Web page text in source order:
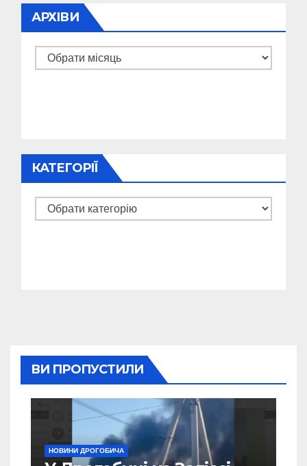
АРХІВИ
Архіви
КАТЕГОРІЇ
Категорії
ВИ ПРОПУСТИЛИ
НОВИНИ ДРОГОБИЧА